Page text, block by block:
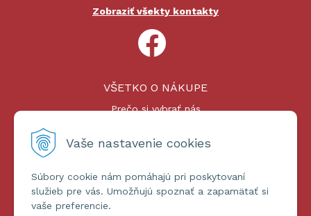
Vaše nastavenie cookies
Súbory cookie nám pomáhajú pri poskytovaní
služieb pre vás. Umožňujú spoznať a zapamätať si
vaše preferencie.
Zobraziť všekty kontakty
VŠETKO O NÁKUPE
Prečo si vybrať nás
Platby a doprava
ĎALŠIE INFORMÁCIE